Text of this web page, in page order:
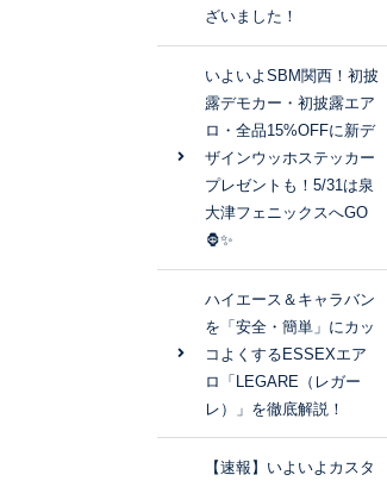
ざいました！
いよいよSBM関西！初披
露デモカー・初披露エア
ロ・全品15%OFFに新デ
ザインウッホステッカー
プレゼントも！5/31は泉
大津フェニックスへGO
🦍✨
ハイエース＆キャラバン
を「安全・簡単」にカッ
コよくするESSEXエア
ロ「LEGARE（レガー
レ）」を徹底解説！
【速報】いよいよカスタ